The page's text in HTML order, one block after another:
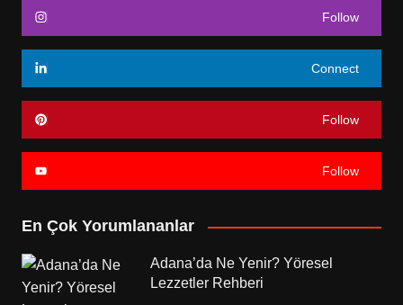
Follow
Connect
Follow
Follow
En Çok Yorumlananlar
Adana’da Ne Yenir? Yöresel
Lezzetler Rehberi